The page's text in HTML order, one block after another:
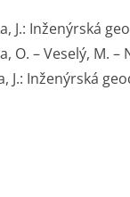
J.: Inženýrská
O. – Veselý, M.
J.: Inženýrská